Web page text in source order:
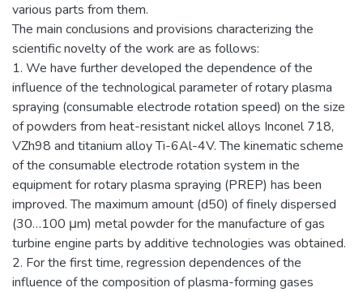
various parts from them.
The main conclusions and provisions characterizing the
scientific novelty of the work are as follows:
1. We have further developed the dependence of the
influence of the technological parameter of rotary plasma
spraying (consumable electrode rotation speed) on the size
of powders from heat-resistant nickel alloys Inconel 718,
VZh98 and titanium alloy Ti-6Al-4V. The kinematic scheme
of the consumable electrode rotation system in the
equipment for rotary plasma spraying (PREP) has been
improved. The maximum amount (d50) of finely dispersed
(30…100 μm) metal powder for the manufacture of gas
turbine engine parts by additive technologies was obtained.
2. For the first time, regression dependences of the
influence of the composition of plasma-forming gases